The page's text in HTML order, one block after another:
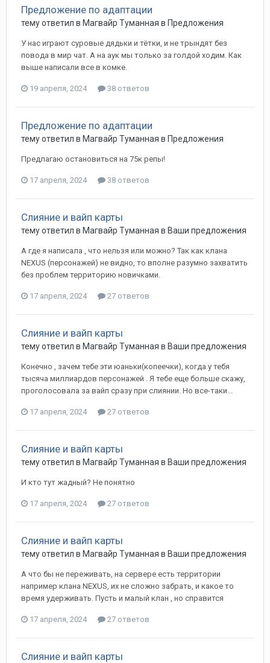
Предложение по адаптации
тему ответил в Магвайр Туманная в Предложения
У нас играют суровые дядьки и тётки, и не трындят без
повода в мир чат. А на аук мы только за голдой ходим. Как
выше написали все в комке.
19 апреля, 2024 38 ответов
Предложение по адаптации
тему ответил в Магвайр Туманная в Предложения
Предлагаю остановиться на 75к репы!
17 апреля, 2024 38 ответов
Слияние и вайп карты
тему ответил в Магвайр Туманная в Ваши предложения
А где я написала , что нельзя или можно? Так как клана
NEXUS (персонажей) не видно, то вполне разумно захватить
без проблем территорию новичками.
17 апреля, 2024 27 ответов
Слияние и вайп карты
тему ответил в Магвайр Туманная в Ваши предложения
Конечно , зачем тебе эти юаньки(копеечки), когда у тебя
тысяча миллиардов персонажей . Я тебе еще больше скажу,
проголосовала за вайп сразу при слиянии. Но все-таки...
17 апреля, 2024 27 ответов
Слияние и вайп карты
тему ответил в Магвайр Туманная в Ваши предложения
И кто тут жадный? Не понятно
17 апреля, 2024 27 ответов
Слияние и вайп карты
тему ответил в Магвайр Туманная в Ваши предложения
А что бы не переживать, на сервере есть территории
например клана NEXUS, их не сложно забрать, и какое то
время удерживать. Пусть и малый клан , но справится
17 апреля, 2024 27 ответов
Слияние и вайп карты